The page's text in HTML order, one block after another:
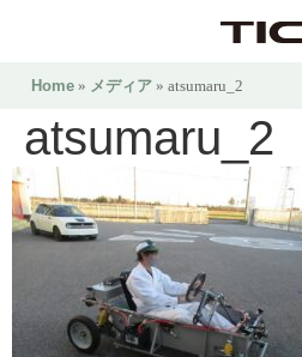
Home » メディア » atsumaru_2
atsumaru_2